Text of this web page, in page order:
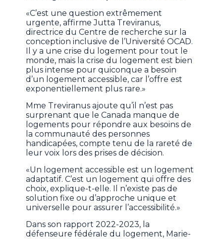
«C’est une question extrêmement
urgente, affirme Jutta Treviranus,
directrice du Centre de recherche sur la
conception inclusive de l’Université OCAD.
Il y a une crise du logement pour tout le
monde, mais la crise du logement est bien
plus intense pour quiconque a besoin
d’un logement accessible, car l’offre est
exponentiellement plus rare.»
Mme Treviranus ajoute qu’il n’est pas
surprenant que le Canada manque de
logements pour répondre aux besoins de
la communauté des personnes
handicapées, compte tenu de la rareté de
leur voix lors des prises de décision.
«Un logement accessible est un logement
adaptatif. C’est un logement qui offre des
choix, explique-t-elle. Il n’existe pas de
solution fixe ou d’approche unique et
universelle pour assurer l’accessibilité.»
Dans son rapport 2022-2023, la
défenseure fédérale du logement, Marie-